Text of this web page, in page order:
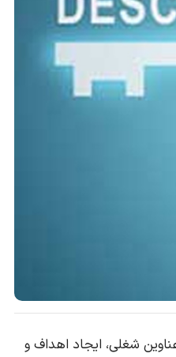
شغلی، ایجاد اهداف و